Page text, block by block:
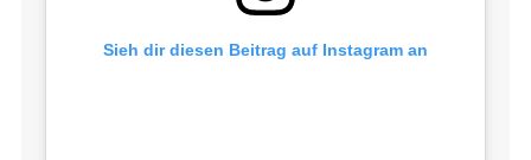
Sieh dir diesen Beitrag auf Instagram an